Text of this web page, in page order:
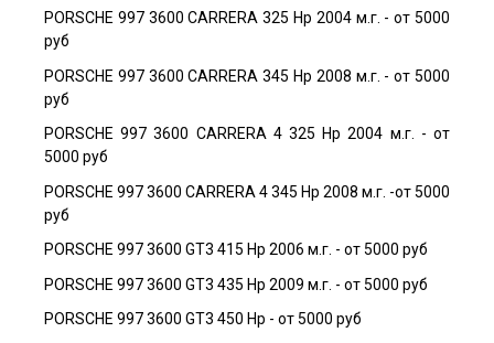
PORSCHE 997 3600 CARRERA 325 Hp 2004 м.г. - от 5000
руб
PORSCHE 997 3600 CARRERA 345 Hp 2008 м.г. - от 5000
руб
PORSCHE 997 3600 CARRERA 4 325 Hp 2004 м.г. - от
5000 руб
PORSCHE 997 3600 CARRERA 4 345 Hp 2008 м.г. -от 5000
руб
PORSCHE 997 3600 GT3 415 Hp 2006 м.г. - от 5000 руб
PORSCHE 997 3600 GT3 435 Hp 2009 м.г. - от 5000 руб
PORSCHE 997 3600 GT3 450 Hp - от 5000 руб